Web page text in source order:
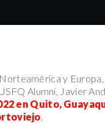
y
Alumni, Javier
en Quito,
.